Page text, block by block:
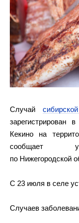
Случай
зарегистрирован
Кекино на
сообщает
по Нижегородской
С 23 июля в селе
Случаев